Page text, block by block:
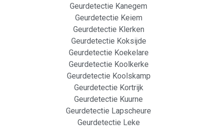
Geurdetectie Kanegem
Geurdetectie Keiem
Geurdetectie Klerken
Geurdetectie Koksijde
Geurdetectie Koekelare
Geurdetectie Koolkerke
Geurdetectie Koolskamp
Geurdetectie Kortrijk
Geurdetectie Kuurne
Geurdetectie Lapscheure
Geurdetectie Leke